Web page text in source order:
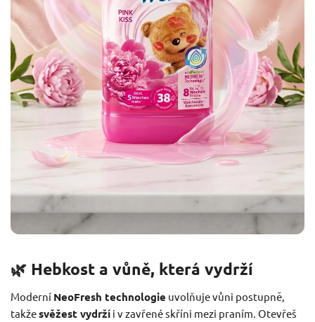
🌿 Hebkost a vůně, která vydrží
Moderní NeoFresh technologie uvolňuje vůni postupně,
takžesvěžest vydrží i v zavřené skříni mezi praním. Otevřeš